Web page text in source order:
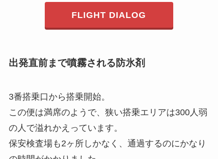
FLIGHT DIALOG
出発直前まで噴霧される防氷剤
3番搭乗口から搭乗開始。
この便は満席のようで、狭い搭乗エリアは300人弱
の人で溢れかえっています。
保安検査場も2ヶ所しかなく、通過するのにかなり